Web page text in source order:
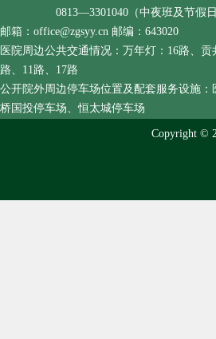
0813—3301040（中夜班及节假日
邮箱：office@zgsyy.cn 邮编：643020
医院周边公共交通情况：万年灯：16路、
路、11路、17路
公开院外周边停车场位置及配套服务设施
桥国投停车场、恒太城停车场
Copyright ©